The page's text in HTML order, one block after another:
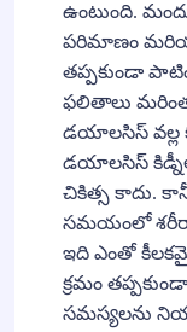
ఉంటుంది.
పరిమాణం
తప్పకుండా
ఫలితాలు
డయాలసిస్ వల్ల
డయాలసిస్
చికిత్స కాదు.
సమయంలో
ఇది ఎంతో
క్రమం
సమస్యలను